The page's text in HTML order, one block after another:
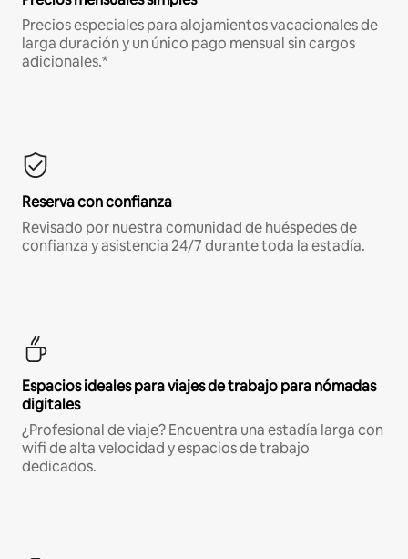
Precios especiales para alojamientos vacacionales de
larga duración y un único pago mensual sin cargos
adicionales.*
Reserva con confianza
Revisado por nuestra comunidad de huéspedes de
confianza y asistencia 24/7 durante toda la estadía.
Espacios ideales para viajes de trabajo para nómadas
digitales
¿Profesional de viaje? Encuentra una estadía larga con
wifi de alta velocidad y espacios de trabajo
dedicados.